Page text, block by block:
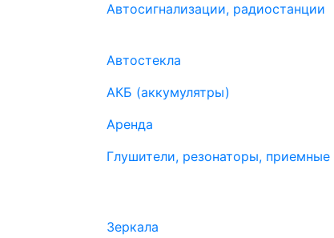
Автосигнализации, радиостанции
Автостекла
АКБ (аккумулятры)
Аренда
Глушители, резонаторы,
Зеркала